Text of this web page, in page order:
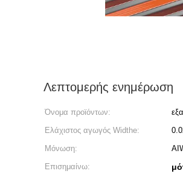
Λεπτομερής ενημέρωση
Όνομα προϊόντων:
Ελάχιστος αγωγός Widthe:
Μόνωση:
Επισημαίνω: